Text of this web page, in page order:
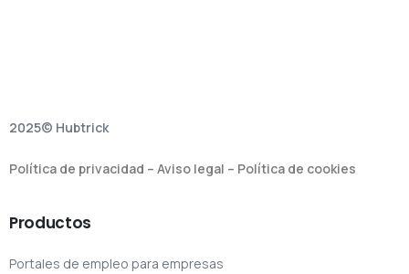
2025© Hubtrick
Política de privacidad – Aviso legal – Política de cookies
Productos
Portales de empleo para empresas